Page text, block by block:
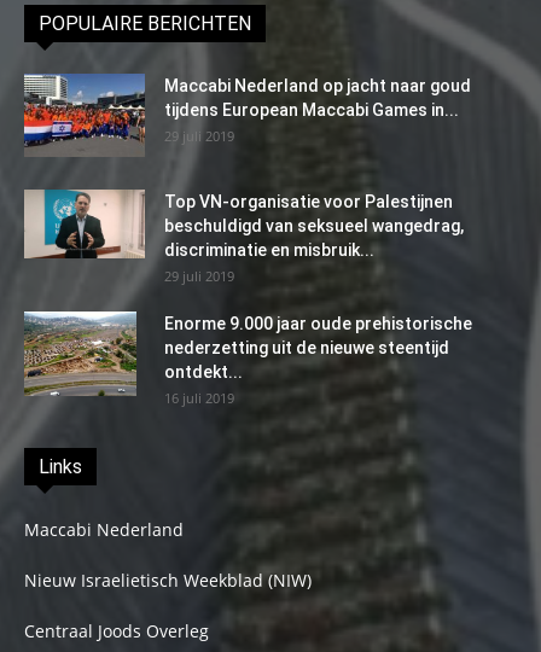
POPULAIRE BERICHTEN
Maccabi Nederland op jacht naar goud
tijdens European Maccabi Games in...
29 juli 2019
Top VN-organisatie voor Palestijnen
beschuldigd van seksueel wangedrag,
discriminatie en misbruik...
29 juli 2019
Enorme 9.000 jaar oude prehistorische
nederzetting uit de nieuwe steentijd
ontdekt...
16 juli 2019
Links
Maccabi Nederland
Nieuw Israelietisch Weekblad (NIW)
Centraal Joods Overleg